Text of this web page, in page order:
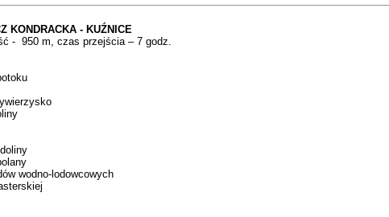
KONDRACKA - KUŹNICE
- 950 m, czas przejścia – 7 godz.
wodno-lodowcowych